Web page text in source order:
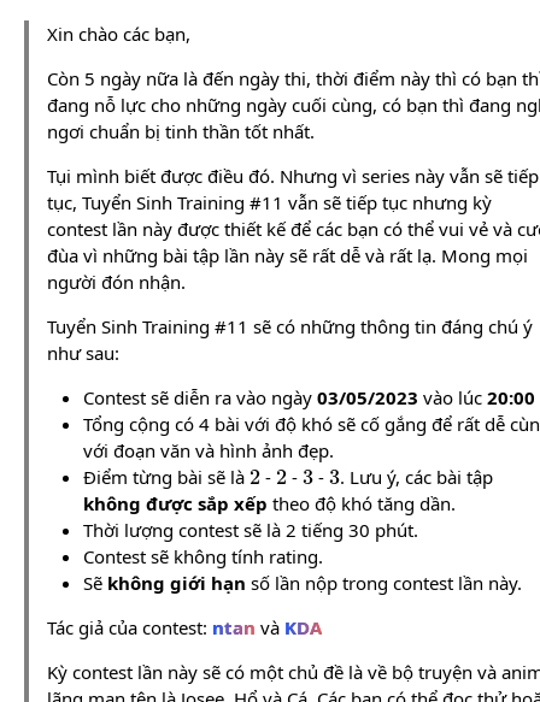
Xin chào các bạn,
Còn 5 ngày nữa là đến ngày thi, thời điểm này thì có bạn
đang nỗ lực cho những ngày cuối cùng, có bạn thì đang
ngơi chuẩn bị tinh thần tốt nhất.
Tụi mình biết được điều đó. Nhưng vì series này vẫn sẽ tiếp
tục, Tuyển Sinh Training #11 vẫn sẽ tiếp tục nhưng kỳ
contest lần này được thiết kế để các bạn có thể vui vẻ và
đùa vì những bài tập lần này sẽ rất dễ và rất lạ. Mong mọi
người đón nhận.
Tuyển Sinh Training #11 sẽ có những thông tin đáng chú ý
như sau:
Contest sẽ diễn ra vào ngày 03/05/2023 vào lúc 20:00
Tổng cộng có 4 bài với độ khó sẽ cố gắng để rất dễ
với đoạn văn và hình ảnh đẹp.
Điểm từng bài sẽ là
2
-
2
-
3
-
3
. Lưu ý, các bài tập
không được sắp xếp theo độ khó tăng dần.
Thời lượng contest sẽ là 2 tiếng 30 phút.
Contest sẽ không tính rating.
Sẽ không giới hạn số lần nộp trong contest lần này.
Tác giả của contest: ntan và KDA
Kỳ contest lần này sẽ có một chủ đề là về bộ truyện và